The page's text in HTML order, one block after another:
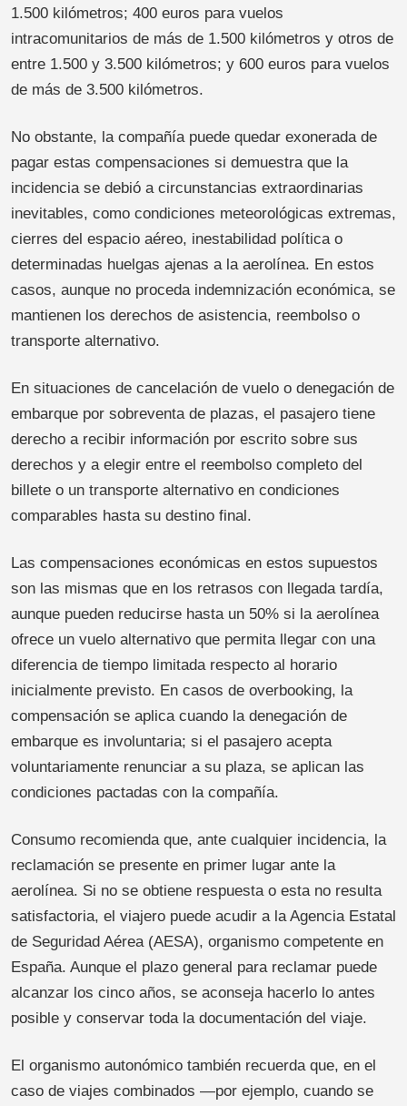
1.500 kilómetros; 400 euros para vuelos
intracomunitarios de más de 1.500 kilómetros y otros de
entre 1.500 y 3.500 kilómetros; y 600 euros para vuelos
de más de 3.500 kilómetros.
No obstante, la compañía puede quedar exonerada de
pagar estas compensaciones si demuestra que la
incidencia se debió a circunstancias extraordinarias
inevitables, como condiciones meteorológicas extremas,
cierres del espacio aéreo, inestabilidad política o
determinadas huelgas ajenas a la aerolínea. En estos
casos, aunque no proceda indemnización económica, se
mantienen los derechos de asistencia, reembolso o
transporte alternativo.
En situaciones de cancelación de vuelo o denegación de
embarque por sobreventa de plazas, el pasajero tiene
derecho a recibir información por escrito sobre sus
derechos y a elegir entre el reembolso completo del
billete o un transporte alternativo en condiciones
comparables hasta su destino final.
Las compensaciones económicas en estos supuestos
son las mismas que en los retrasos con llegada tardía,
aunque pueden reducirse hasta un 50% si la aerolínea
ofrece un vuelo alternativo que permita llegar con una
diferencia de tiempo limitada respecto al horario
inicialmente previsto. En casos de overbooking, la
compensación se aplica cuando la denegación de
embarque es involuntaria; si el pasajero acepta
voluntariamente renunciar a su plaza, se aplican las
condiciones pactadas con la compañía.
Consumo recomienda que, ante cualquier incidencia, la
reclamación se presente en primer lugar ante la
aerolínea. Si no se obtiene respuesta o esta no resulta
satisfactoria, el viajero puede acudir a la Agencia Estatal
de Seguridad Aérea (AESA), organismo competente en
España. Aunque el plazo general para reclamar puede
alcanzar los cinco años, se aconseja hacerlo lo antes
posible y conservar toda la documentación del viaje.
El organismo autonómico también recuerda que, en el
caso de viajes combinados —por ejemplo, cuando se